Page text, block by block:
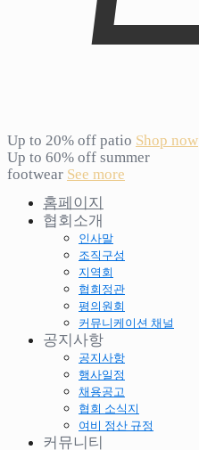
Up to 20% off patio Shop now
Up to 60% off summer
footwear See more
홈페이지
협회소개
인사말
조직구성
지역회
협회정관
평의원회
커뮤니케이션 채널
공지사항
공지사항
행사일정
채용공고
협회 소식지
여비 정산 규정
커뮤니티